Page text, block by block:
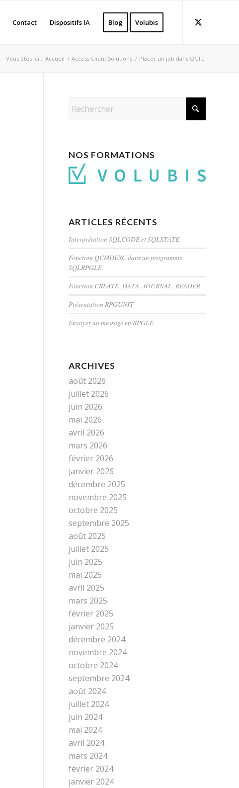
Contact Dispositifs IA Blog Volubis
Vous êtes ici : Accueil / Access Client Solutions / Placer un job dans QCTL
NOS FORMATIONS
ARTICLES RÉCENTS
Interprétation SQLCODE et SQLSTATE
Fonction QCMDEXC dans un programme
SQLRPGLE
Fonction CREATE_DATA_JOURNAL_READER
Présentation RPGUNIT
Envoyer un message en RPGLE
ARCHIVES
août 2026
juillet 2026
juin 2026
mai 2026
avril 2026
mars 2026
février 2026
janvier 2026
décembre 2025
novembre 2025
octobre 2025
septembre 2025
août 2025
juillet 2025
juin 2025
mai 2025
avril 2025
mars 2025
février 2025
janvier 2025
décembre 2024
novembre 2024
octobre 2024
septembre 2024
août 2024
juillet 2024
juin 2024
mai 2024
avril 2024
mars 2024
février 2024
janvier 2024